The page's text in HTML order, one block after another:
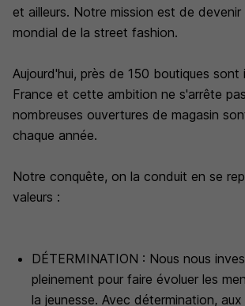
et ailleurs. Notre mission est de devenir
mondial de la street fashion.
Aujourd'hui, près de 150 boutiques sont
France et cette ambition ne s'arrête
nombreuses ouvertures de magasin
chaque année.
Notre conquête, on la conduit en se
valeurs :
DÉTERMINATION : Nous nous
pleinement pour faire évoluer les
la jeunesse. Avec détermination,